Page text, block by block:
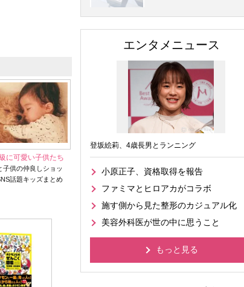
に可愛い子供たち
子供の仲良しショッ
話題キッズまとめ
エンタメニュース
登坂絵莉、4歳長男とランニング
小原正子、資格取得を報告
ファミマとヒロアカがコラボ
施す側から見た整形のカジュアル化
美容外科医が世の中に思うこと
もっと見る